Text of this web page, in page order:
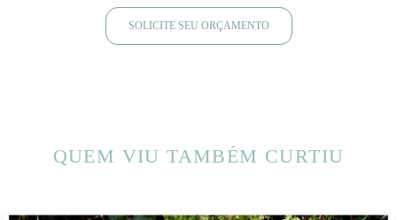
SOLICITE SEU ORÇAMENTO
QUEM VIU TAMBÉM CURTIU